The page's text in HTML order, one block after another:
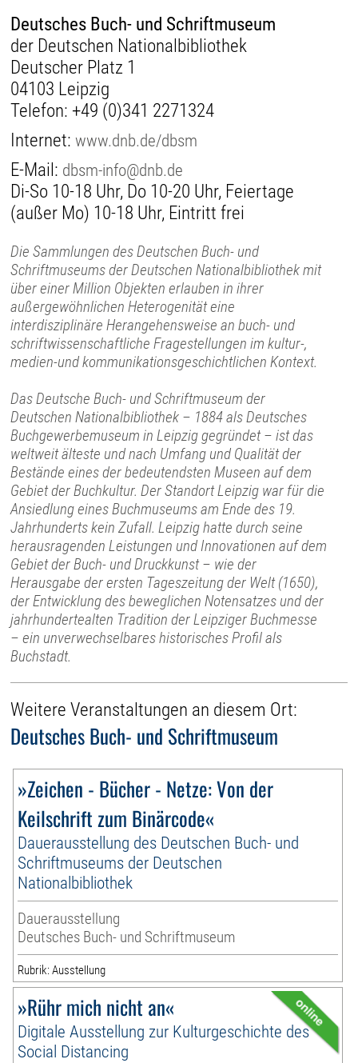
Deutsches Buch- und Schriftmuseum
der Deutschen Nationalbibliothek
Deutscher Platz 1
04103 Leipzig
Telefon: +49 (0)341 2271324
Internet:www.dnb.de/dbsm
E-Mail: dbsm-info@dnb.de
Di-So 10-18 Uhr, Do 10-20 Uhr, Feiertage
(außer Mo) 10-18 Uhr, Eintritt frei
Die Sammlungen des Deutschen Buch- und
Schriftmuseums der Deutschen Nationalbibliothek mit
über einer Million Objekten erlauben in ihrer
außergewöhnlichen Heterogenität eine
interdisziplinäre Herangehensweise an buch- und
schriftwissenschaftliche Fragestellungen im kultur-,
medien-und kommunikationsgeschichtlichen Kontext.
Das Deutsche Buch- und Schriftmuseum der
Deutschen Nationalbibliothek – 1884 als Deutsches
Buchgewerbemuseum in Leipzig gegründet – ist das
weltweit älteste und nach Umfang und Qualität der
Bestände eines der bedeutendsten Museen auf dem
Gebiet der Buchkultur. Der Standort Leipzig war für die
Ansiedlung eines Buchmuseums am Ende des 19.
Jahrhunderts kein Zufall. Leipzig hatte durch seine
herausragenden Leistungen und Innovationen auf dem
Gebiet der Buch- und Druckkunst – wie der
Herausgabe der ersten Tageszeitung der Welt (1650),
der Entwicklung des beweglichen Notensatzes und der
jahrhundertealten Tradition der Leipziger Buchmesse
– ein unverwechselbares historisches Profil als
Buchstadt.
Weitere Veranstaltungen an diesem Ort:
Deutsches Buch- und Schriftmuseum
»Zeichen - Bücher - Netze: Von der
Keilschrift zum Binärcode«
Dauerausstellung des Deutschen Buch- und
Schriftmuseums der Deutschen
Nationalbibliothek
Dauerausstellung
Deutsches Buch- und Schriftmuseum
Rubrik: Ausstellung
»Rühr mich nicht an«
Digitale Ausstellung zur Kulturgeschichte des
Social Distancing